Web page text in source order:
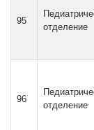
95
отделение
96
отделение